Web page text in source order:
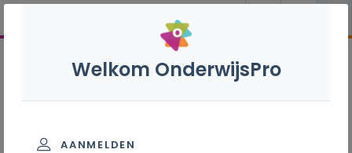
Welkom OnderwijsPro
AANMELDEN